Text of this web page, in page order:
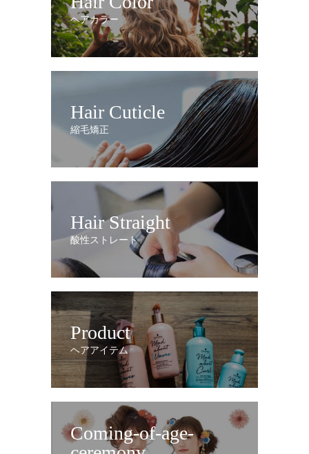
ヘアカラー
Hair Cuticle
縮毛矯正
Hair Straight
酸性ストレート
Product
ヘアアイテム
Coming-of-age-